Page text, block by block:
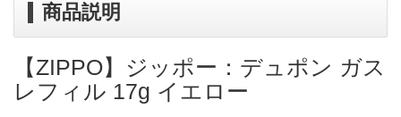
商品説明
【ZIPPO】ジッポー：デュポン ガス
レフィル 17g イエロー